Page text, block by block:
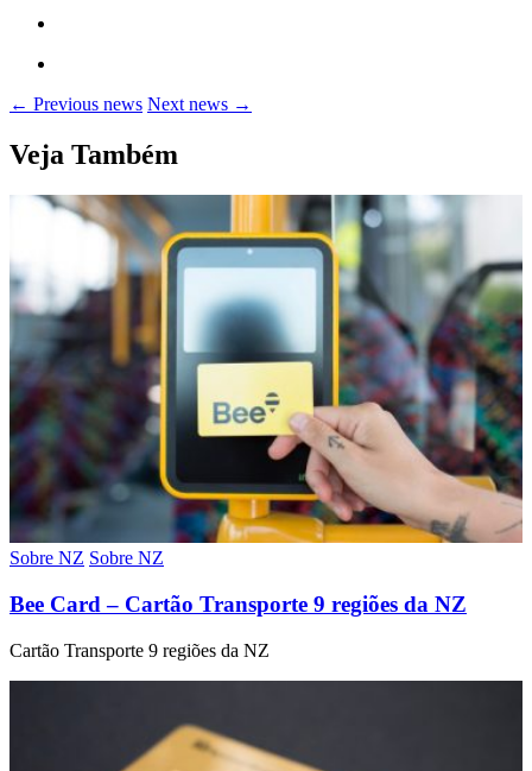
← Previous news Next news →
Veja Também
Sobre NZ Sobre NZ
Bee Card – Cartão Transporte 9 regiões da NZ
Cartão Transporte 9 regiões da NZ